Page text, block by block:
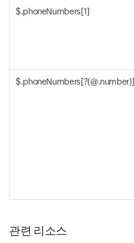
$.phoneNumbers[1]
$.phoneNumbers[?(@.number)]
관련 리소스